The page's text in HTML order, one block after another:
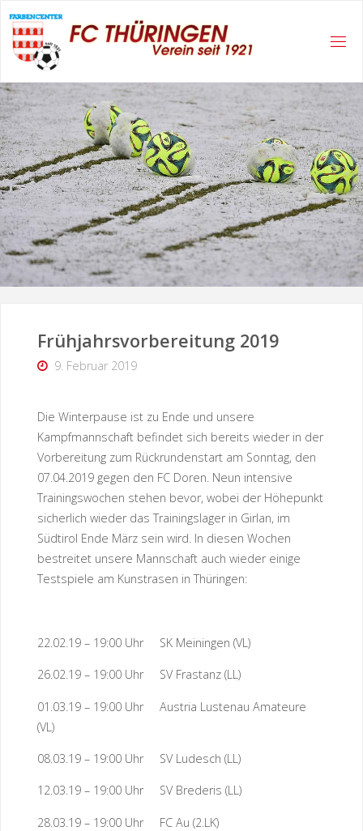
content
Frühjahrsvorbereitung 2019
9. Februar 2019
Die Winterpause ist zu Ende und unsere
Kampfmannschaft befindet sich bereits wieder in der
Vorbereitung zum Rückrundenstart am Sonntag, den
07.04.2019 gegen den FC Doren. Neun intensive
Trainingswochen stehen bevor, wobei der Höhepunkt
sicherlich wieder das Trainingslager in Girlan, im
Südtirol Ende März sein wird. In diesen Wochen
bestreitet unsere Mannschaft auch wieder einige
Testspiele am Kunstrasen in Thüringen:
22.02.19 – 19:00 Uhr SK Meiningen (VL)
26.02.19 – 19:00 Uhr SV Frastanz (LL)
01.03.19 – 19:00 Uhr Austria Lustenau Amateure
(VL)
08.03.19 – 19:00 Uhr SV Ludesch (LL)
12.03.19 – 19:00 Uhr SV Brederis (LL)
28.03.19 – 19:00 Uhr FC Au (2.LK)